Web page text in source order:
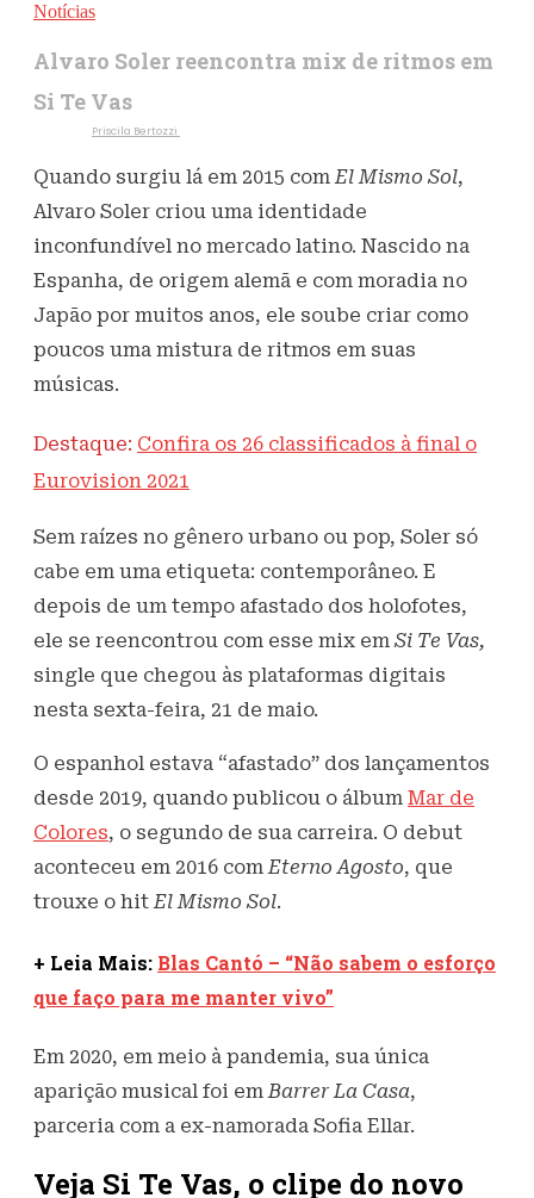
Notícias
Alvaro Soler reencontra mix de ritmos em
Si Te Vas
Priscila Bertozzi
Quando surgiu lá em 2015 comEl Mismo Sol,
Alvaro Soler criou uma identidade
inconfundível no mercado latino. Nascido na
Espanha, de origem alemã e com moradia no
Japão por muitos anos, ele soube criar como
poucos uma mistura de ritmos em suas
músicas.
Destaque: Confira os 26 classificados à final o
Eurovision 2021
Sem raízes no gênero urbano ou pop, Soler só
cabe em uma etiqueta: contemporâneo. E
depois de um tempo afastado dos holofotes,
ele se reencontrou com esse mix em Si Te Vas,
single que chegou às plataformas digitais
nesta sexta-feira, 21 de maio.
O espanhol estava “afastado” dos lançamentos
desde 2019, quando publicou o álbum Mar de
Colores, o segundo de sua carreira. O debut
aconteceu em 2016 comEterno Agosto, que
trouxe o hitEl Mismo Sol.
+ Leia Mais: Blas Cantó – “Não sabem o esforço
que faço para me manter vivo”
Em 2020, em meio à pandemia, sua única
aparição musical foi emBarrer La Casa,
parceria com a ex-namorada Sofia Ellar.
Veja Si Te Vas, o clipe do novo